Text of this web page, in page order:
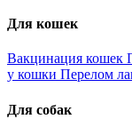
Для кошек
Вакцинация кошек
у кошки Перелом
Для собак